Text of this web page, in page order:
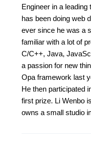
Engineer in a
has been doing web
ever since he was a
familiar with a lot of
C/C++, Java,
a passion for new
Opa framework last
He then participated
first prize. Li Wenbo
owns a small studio